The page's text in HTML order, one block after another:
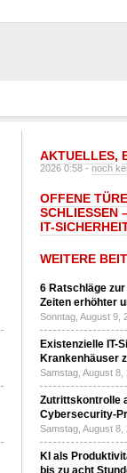
AKTUELLES,
2026 0:58 -noch
OFFENE
SCHLIESSEN
T-
WEITERE
6 Ratschläge
Zeiten erhöhter
Sonntag, August 9,
Existenzielle IT-
Krankenhäuser
Samstag, August
Zutrittskontrolle
Cybersecurity-
Samstag, August
KI als
bis zu acht